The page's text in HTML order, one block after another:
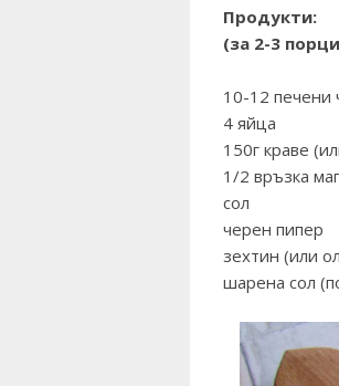
Продукти:
(за 2-3
10-12 печени
4 яйца
150г краве
1/2 връзка
сол
черен пипер
зехтин (или
шарена сол